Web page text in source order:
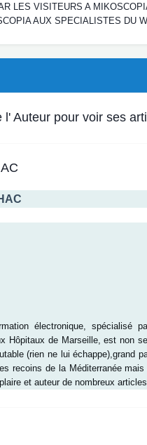
LES VISITEURS A
AUX SPECIALISTES DU
l' Auteur pour voir ses
électronique, spécialisé
Hôpitaux de Marseille, est non
(rien ne lui échappe),grand
recoins de la Méditerranée
et auteur de nombreux